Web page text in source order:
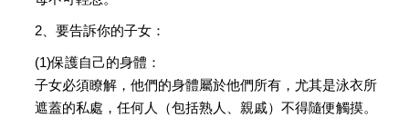
2、要告訴你的子女：
(1)保護自己的身體：
子女必須瞭解，他們的身體屬於他們所有，尤其是泳衣所
遮蓋的私處，任何人（包括熟人、親戚）不得隨便觸摸。